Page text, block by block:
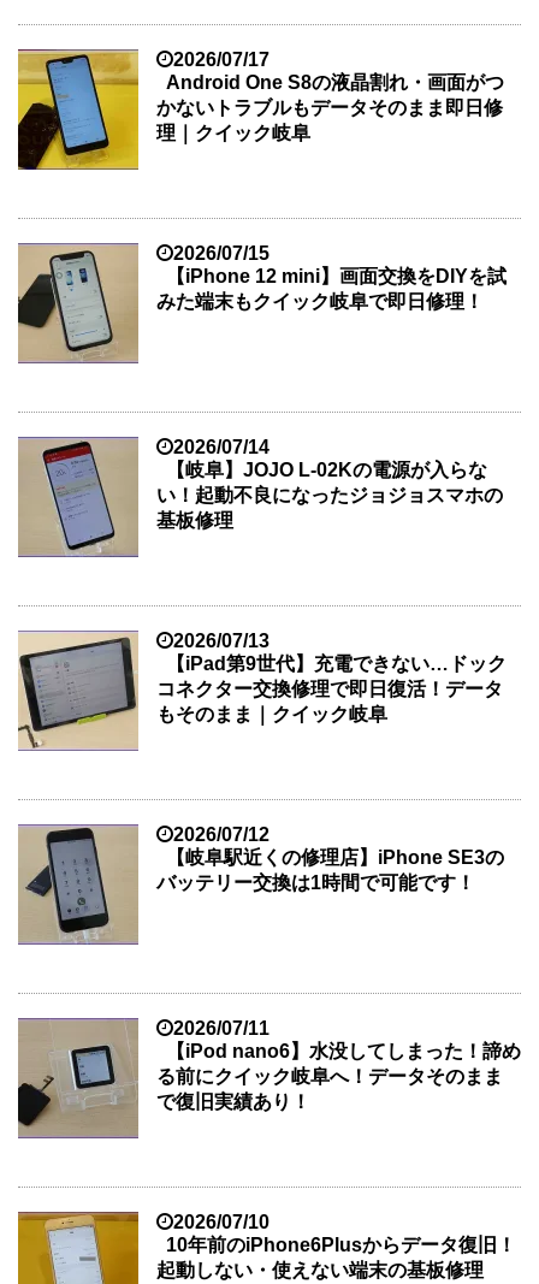
2026/07/17
Android One S8の液晶割れ・画面がつ
かないトラブルもデータそのまま即日修
理｜クイック岐阜
2026/07/15
【iPhone 12 mini】画面交換をDIYを試
みた端末もクイック岐阜で即日修理！
2026/07/14
【岐阜】JOJO L-02Kの電源が入らな
い！起動不良になったジョジョスマホの
基板修理
2026/07/13
【iPad第9世代】充電できない…ドック
コネクター交換修理で即日復活！データ
もそのまま｜クイック岐阜
2026/07/12
【岐阜駅近くの修理店】iPhone SE3の
バッテリー交換は1時間で可能です！
2026/07/11
【iPod nano6】水没してしまった！諦め
る前にクイック岐阜へ！データそのまま
で復旧実績あり！
2026/07/10
10年前のiPhone6Plusからデータ復旧！
起動しない・使えない端末の基板修理